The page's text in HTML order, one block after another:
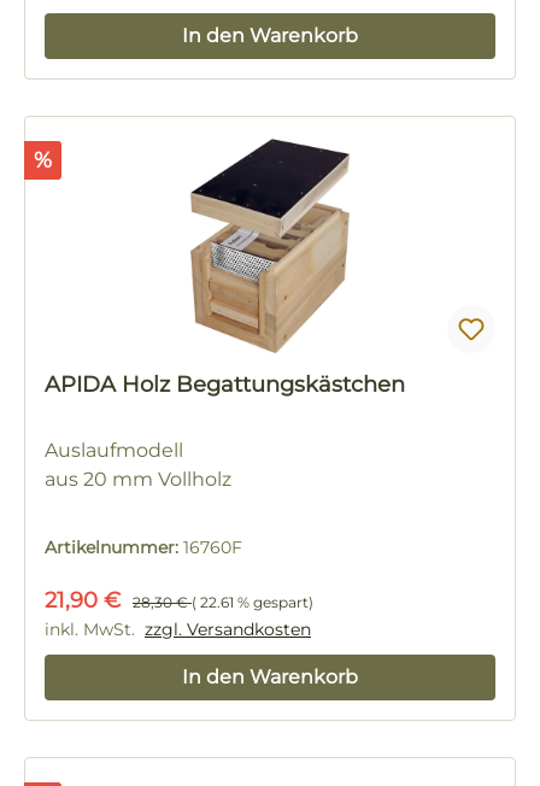
In den Warenkorb
Rabatt
%
APIDA Holz Begattungskästchen
Auslaufmodell
aus 20 mm Vollholz
Artikelnummer: 16760F
Verkaufspreis:
21,90 € Regulärer Preis:
28,30 €( 22.61 % gespart)
inkl. MwSt. zzgl. Versandkosten
In den Warenkorb